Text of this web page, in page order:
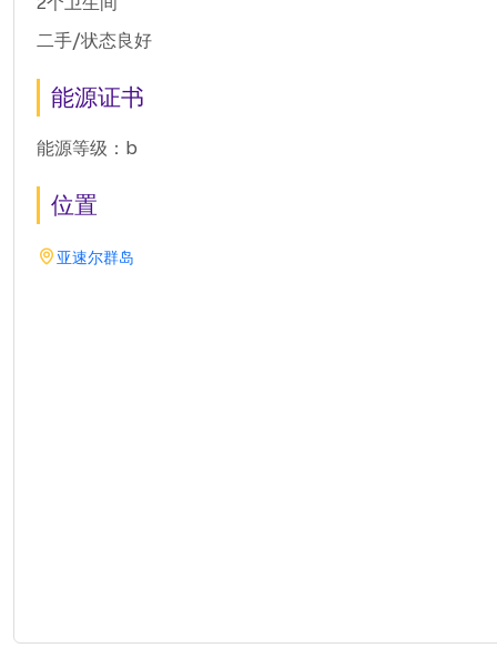
二手/状态良好
能源证书
能源等级：b
位置
亚速尔群岛